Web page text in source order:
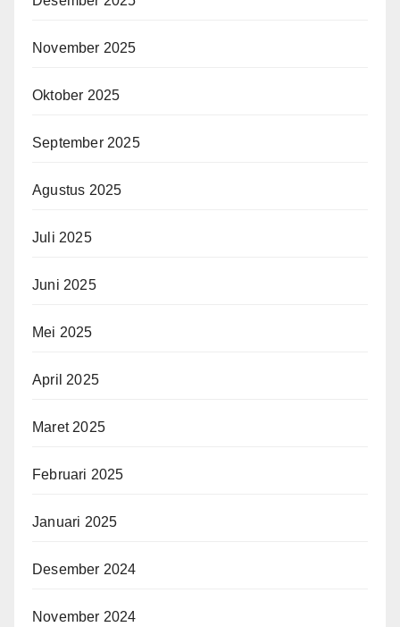
November 2025
Oktober 2025
September 2025
Agustus 2025
Juli 2025
Juni 2025
Mei 2025
April 2025
Maret 2025
Februari 2025
Januari 2025
Desember 2024
November 2024